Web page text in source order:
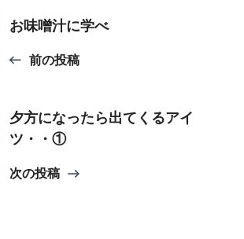
お味噌汁に学べ
前の投稿
夕方になったら出てくるアイ
ツ・・①
次の投稿